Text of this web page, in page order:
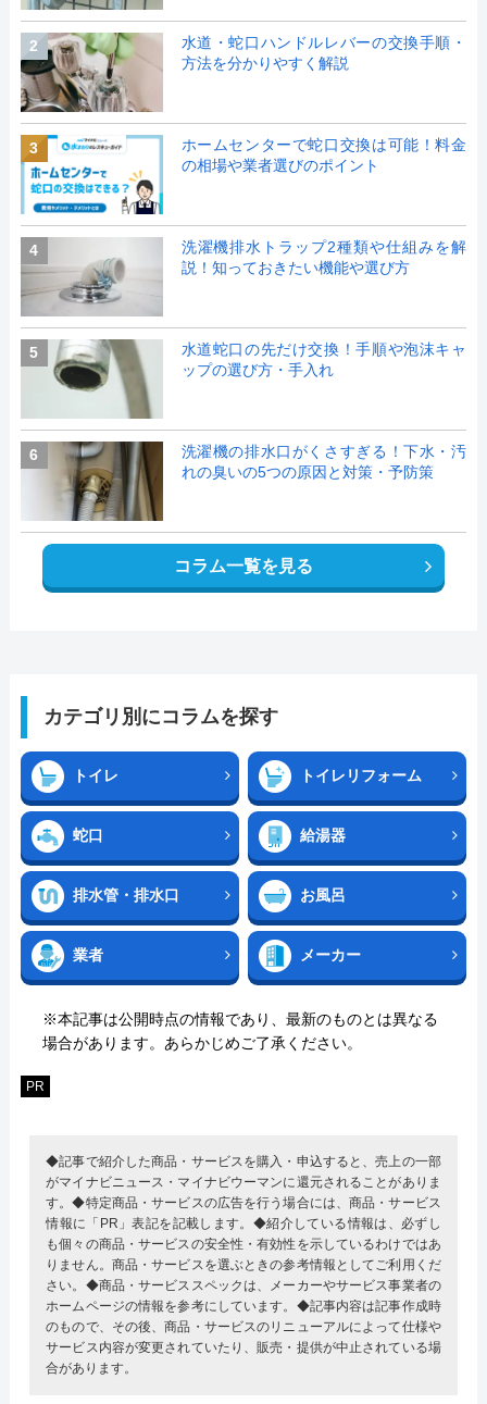
2
水道・蛇口ハンドルレバーの交換手順・
方法を分かりやすく解説
3
ホームセンターで蛇口交換は可能！料金
の相場や業者選びのポイント
4
洗濯機排水トラップ2種類や仕組みを解
説！知っておきたい機能や選び方
5
水道蛇口の先だけ交換！手順や泡沫キャ
ップの選び方・手入れ
6
洗濯機の排水口がくさすぎる！下水・汚
れの臭いの5つの原因と対策・予防策
コラム一覧を見る
カテゴリ別にコラムを探す
トイレ トイレリフォーム
蛇口 給湯器
排水管・排水口 お風呂
業者 メーカー
※本記事は公開時点の情報であり、最新のものとは異なる
場合があります。あらかじめご了承ください。
PR
◆記事で紹介した商品・サービスを購入・申込すると、売上の一部
がマイナビニュース・マイナビウーマンに還元されることがありま
す。◆特定商品・サービスの広告を行う場合には、商品・サービス
情報に「PR」表記を記載します。◆紹介している情報は、必ずし
も個々の商品・サービスの安全性・有効性を示しているわけではあ
りません。商品・サービスを選ぶときの参考情報としてご利用くだ
さい。◆商品・サービススペックは、メーカーやサービス事業者の
ホームページの情報を参考にしています。◆記事内容は記事作成時
のもので、その後、商品・サービスのリニューアルによって仕様や
サービス内容が変更されていたり、販売・提供が中止されている場
合があります。